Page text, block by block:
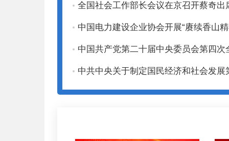
全国社会工作部长会议在京召开蔡奇出
中国电力建设企业协会开展“赓续香山
中国共产党第二十届中央委员会第四次
中共中央关于制定国民经济和社会发